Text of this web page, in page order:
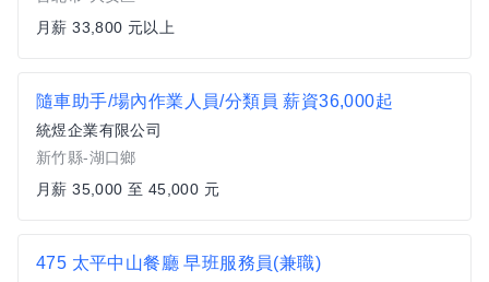
月薪 33,800 元以上
隨車助手/場內作業人員/分類員 薪資36,000起
統煜企業有限公司
新竹縣-湖口鄉
月薪 35,000 至 45,000 元
475 太平中山餐廳 早班服務員(兼職)